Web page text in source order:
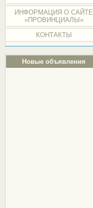
ИНФОРМАЦИЯ О САЙТЕ
«ПРОВИНЦИАЛЫ»
КОНТАКТЫ
Новые объявления